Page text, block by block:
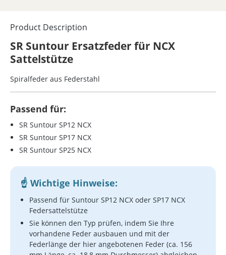
Product Description
SR Suntour Ersatzfeder für NCX
Sattelstütze
Spiralfeder aus Federstahl
Passend für:
SR Suntour SP12 NCX
SR Suntour SP17 NCX
SR Suntour SP25 NCX
Wichtige Hinweise:
Passend für Suntour SP12 NCX oder SP17 NCX
Federsattelstütze
Sie können den Typ prüfen, indem Sie Ihre
vorhandene Feder ausbauen und mit der
Federlänge der hier angebotenen Feder (ca. 156